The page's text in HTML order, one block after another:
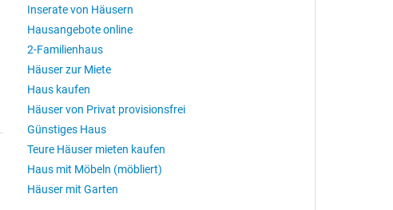
Inserate von Häusern
Hausangebote online
2-Familienhaus
Häuser zur Miete
Haus kaufen
Häuser von Privat provisionsfrei
Günstiges Haus
Teure Häuser mieten kaufen
Haus mit Möbeln (möbliert)
Häuser mit Garten